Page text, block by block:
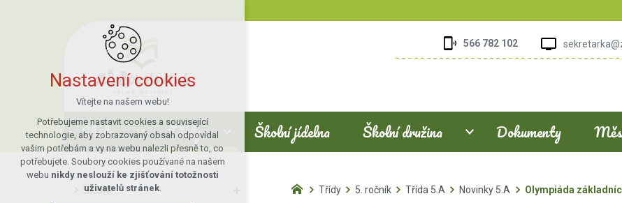
566 782 102
Škola Třídy Školní jídelna Školní družina Dokumenty
Škola
Třídy 5. ročník Třída 5.A Novinky 5.A Olympiáda
Nastavení cookies
Vítejte na našem webu!
Potřebujeme nastavit cookies a související
technologie, aby zobrazovaný obsah odpovídal
vašim potřebám a vy na webu nalezli přesně to, co
potřebujete. Soubory cookies používané na našem
webu nikdy neslouží ke zjišťování totožnosti
uživatelů stránek.